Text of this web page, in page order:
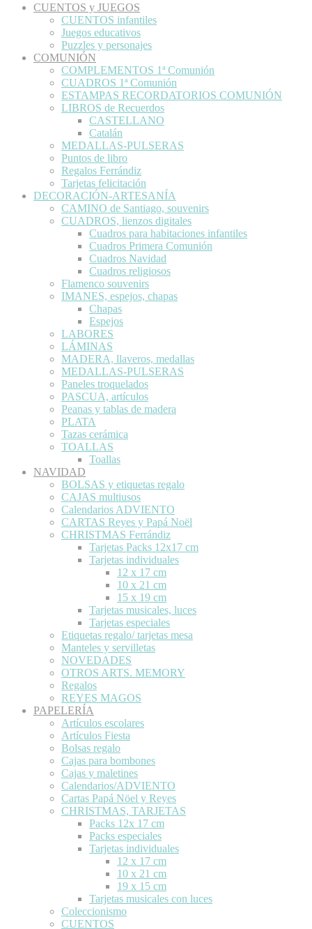
CUENTOS y JUEGOS
CUENTOS infantiles
Juegos educativos
Puzzles y personajes
COMUNIÓN
COMPLEMENTOS 1ª Comunión
CUADROS 1ª Comunión
ESTAMPAS RECORDATORIOS COMUNIÓN
LIBROS de Recuerdos
CASTELLANO
Catalán
MEDALLAS-PULSERAS
Puntos de libro
Regalos Ferrándiz
Tarjetas felicitación
DECORACIÓN-ARTESANÍA
CAMINO de Santiago, souvenirs
CUADROS, lienzos digitales
Cuadros para habitaciones infantiles
Cuadros Primera Comunión
Cuadros Navidad
Cuadros religiosos
Flamenco souvenirs
IMANES, espejos, chapas
Chapas
Espejos
LABORES
LÁMINAS
MADERA, llaveros, medallas
MEDALLAS-PULSERAS
Paneles troquelados
PASCUA, artículos
Peanas y tablas de madera
PLATA
Tazas cerámica
TOALLAS
Toallas
NAVIDAD
BOLSAS y etiquetas regalo
CAJAS multiusos
Calendarios ADVIENTO
CARTAS Reyes y Papá Noël
CHRISTMAS Ferrándiz
Tarjetas Packs 12x17 cm
Tarjetas individuales
12 x 17 cm
10 x 21 cm
15 x 19 cm
Tarjetas musicales, luces
Tarjetas especiales
Etiquetas regalo/ tarjetas mesa
Manteles y servilletas
NOVEDADES
OTROS ARTS. MEMORY
Regalos
REYES MAGOS
PAPELERÍA
Artículos escolares
Artículos Fiesta
Bolsas regalo
Cajas para bombones
Cajas y maletines
Calendarios/ADVIENTO
Cartas Papá Nöel y Reyes
CHRISTMAS, TARJETAS
Packs 12x 17 cm
Packs especiales
Tarjetas individuales
12 x 17 cm
10 x 21 cm
19 x 15 cm
Tarjetas musicales con luces
Coleccionismo
CUENTOS